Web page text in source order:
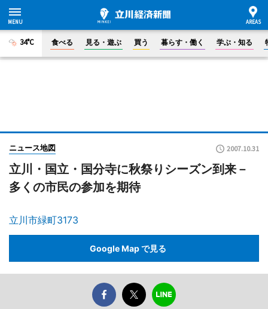
34°C 食べる 見る・遊ぶ 買う 暮らす・働く 学ぶ・知る
ニュース地図 2007.10.31
立川・国立・国分寺に秋祭りシーズン到来－
多くの市民の参加を期待
立川市緑町3173
Google Map で見る